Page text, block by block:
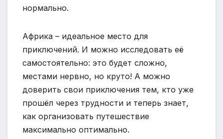
нормально.
Африка – идеальное место для
приключений. И можно исследовать её
самостоятельно: это будет сложно,
местами нервно, но круто! А можно
доверить свои приключения тем, кто уже
прошёл через трудности и теперь знает,
как организовать путешествие
максимально оптимально.